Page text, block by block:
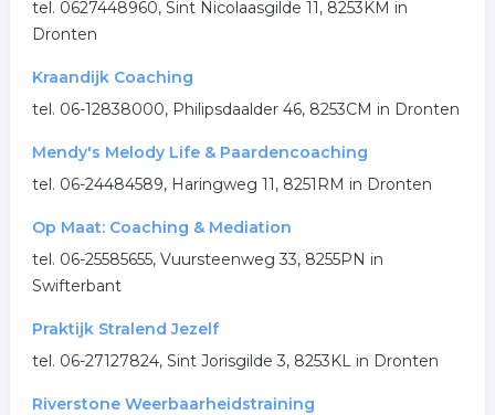
tel. 0627448960, Sint Nicolaasgilde 11, 8253KM in
Dronten
Kraandijk Coaching
tel. 06-12838000, Philipsdaalder 46, 8253CM in Dronten
Mendy's Melody Life & Paardencoaching
tel. 06-24484589, Haringweg 11, 8251RM in Dronten
Op Maat: Coaching & Mediation
tel. 06-25585655, Vuursteenweg 33, 8255PN in
Swifterbant
Praktijk Stralend Jezelf
tel. 06-27127824, Sint Jorisgilde 3, 8253KL in Dronten
Riverstone Weerbaarheidstraining